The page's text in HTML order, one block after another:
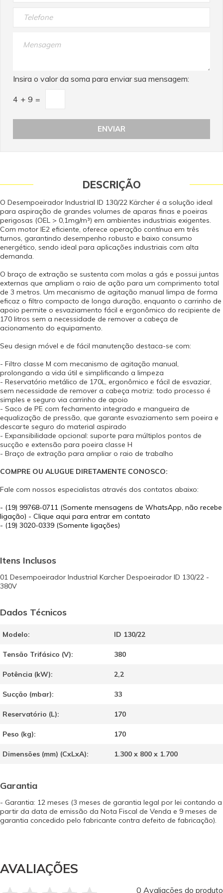
de Venda e 9 meses de garantia concedido pelo fabricante contra defeito
de fabricação).
Insira o valor da soma para enviar sua mensagem:
4 + 9 =
DESCRIÇÃO
O Desempoeirador Industrial ID 130/22 Kärcher é a solução ideal
para aspiração de grandes volumes de aparas finas e poeiras
perigosas (OEL > 0,1mg/m³) em ambientes industriais exigentes.
Com motor IE2 eficiente, oferece operação contínua em três
turnos, garantindo desempenho robusto e baixo consumo
energético, sendo ideal para aplicações industriais com alta
demanda.
O braço de extração se sustenta com molas a gás e possui juntas
externas que ampliam o raio de ação para um comprimento total
de 3 metros. Um mecanismo de agitação manual limpa de forma
eficaz o filtro compacto de longa duração, enquanto o carrinho de
apoio permite o esvaziamento fácil e ergonômico do recipiente de
170 litros sem a necessidade de remover a cabeça de
acionamento do equipamento.
Seu design móvel e de fácil manutenção destaca-se com:
- Filtro classe M com mecanismo de agitação manual,
prolongando a vida útil e simplificando a limpeza
- Reservatório metálico de 170L, ergonômico e fácil de esvaziar,
sem necessidade de remover a cabeça motriz: todo processo é
simples e seguro via carrinho de apoio
- Saco de PE com fechamento integrado e mangueira de
equalização de pressão, que garante esvaziamento sem poeira e
descarte seguro do material aspirado
- Expansibilidade opcional: suporte para múltiplos pontos de
sucção e extensão para poeira classe H
- Braço de extração para ampliar o raio de trabalho
COMPRE OU ALUGUE DIRETAMENTE CONOSCO:
Fale com nossos especialistas através dos contatos abaixo:
- (19) 99768-0711 (Somente mensagens de WhatsApp, não recebe
ligação) - Clique aqui para entrar em contato
- (19) 3020-0339 (Somente ligações)
Itens Inclusos
01 Desempoeirador Industrial Karcher Despoeirador ID 130/22 -
380V
Dados Técnicos
Modelo: ID 130/22
Tensão Trifásico (V): 380
Potência (kW): 2,2
Sucção (mbar): 33
Reservatório (L): 170
Peso (kg): 170
Dimensões (mm) (CxLxA): 1.300 x 800 x 1.700
Garantia
- Garantia: 12 meses (3 meses de garantia legal por lei contando a
partir da data de emissão da Nota Fiscal de Venda e 9 meses de
garantia concedido pelo fabricante contra defeito de fabricação).
AVALIAÇÕES
0 Avaliações do produto